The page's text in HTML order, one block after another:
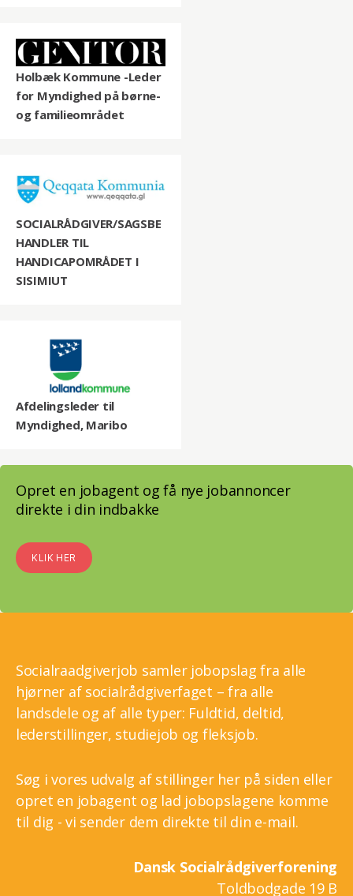
Holbæk Kommune -Leder
for Myndighed på børne-
og familieområdet
SOCIALRÅDGIVER/SAGSBE
HANDLER TIL
HANDICAPOMRÅDET I
SISIMIUT
Afdelingsleder til
Myndighed, Maribo
Opret en jobagent og få nye jobannoncer
direkte i din indbakke
KLIK HER
Socialraadgiverjob samler jobopslag fra alle
hjørner af socialrådgiverfaget – fra alle
landsdele og af alle typer: Fuldtid, deltid,
lederstillinger, studiejob og fleksjob.
Søg i vores udvalg af stillinger her på siden eller
opret en jobagent og lad jobopslagene komme
til dig - vi sender dem direkte til din e-mail.
Dansk Socialrådgiverforening
Toldbodgade 19 B